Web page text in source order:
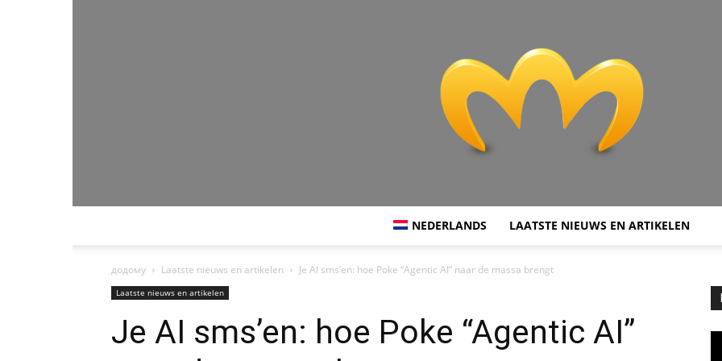
NEDERLANDS LAATSTE NIEUWS EN ARTIKELEN
додому Laatste nieuws en artikelen Je AI sms’en: hoe Poke “Agentic AI” naar de massa brengt
Laatste nieuws en artikelen
Je AI sms’en: hoe Poke “Agentic AI”